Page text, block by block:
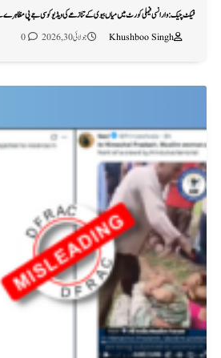
فیکٹ چیک: وارانسی فیملی کورٹ میں میاں بیوی کے تنازعے کی ویڈیو کو سی جے پی مظاہرے
Khushboo Singh
جولائی 30, 2026 0